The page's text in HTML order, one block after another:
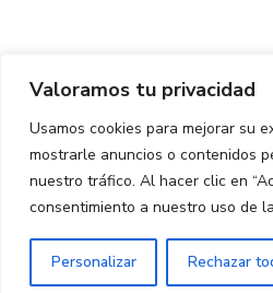
Valoramos tu privacidad
Usamos cookies para mejorar su
mostrarle anuncios o contenidos
nuestro tráfico. Al hacer clic en
consentimiento a nuestro uso de
Personalizar Rechazar